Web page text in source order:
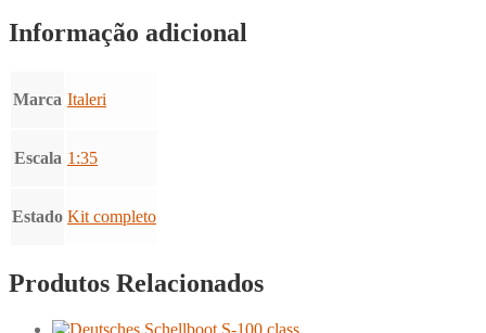
Informação adicional
Marca Italeri
Escala 1:35
Estado Kit completo
Produtos Relacionados